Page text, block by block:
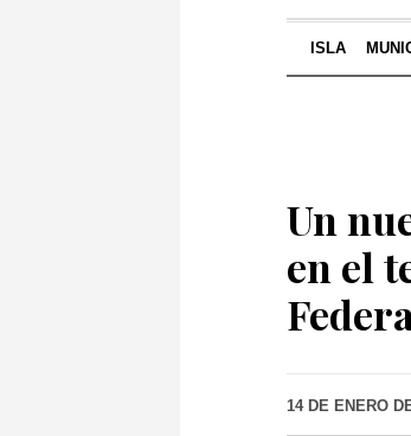
ISLA
Un
en el
14 DE ENERO